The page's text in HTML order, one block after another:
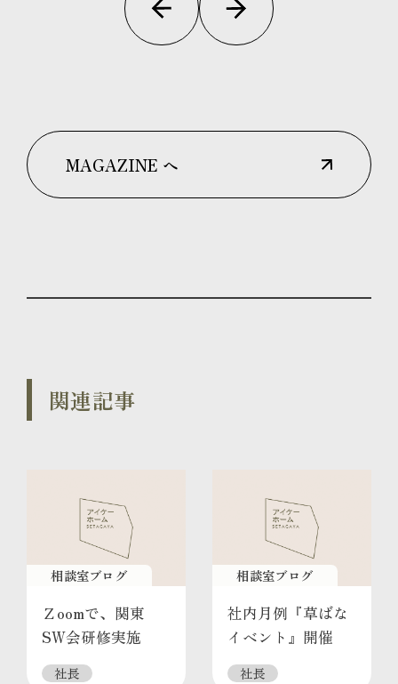
MAGAZINE へ
関連記事
相談室ブログ
Ｚoomで、関東
SW会研修実施
社長
相談室ブログ
社内月例『草ばな
イベント』開催
社長